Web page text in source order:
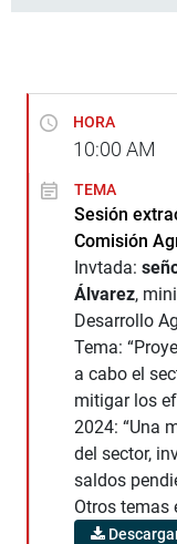
HORA
10:00 AM
TEMA
Sesión
Comisión
Invtada:
Álvarez,
Desarrollo
Tema:
a cabo el
mitigar los
2024: “Una
del sector,
saldos
Otros temas